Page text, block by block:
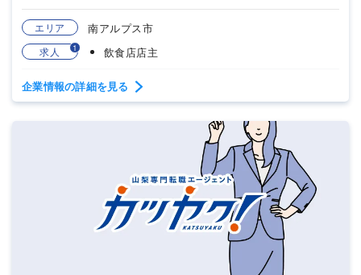
エリア 南アルプス市
求人 1 飲食店店主
企業情報の詳細を見る